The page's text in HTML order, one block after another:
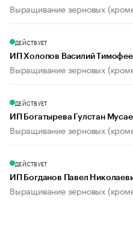
Выращивание зерновых
ДЕЙСТВУЕТ
ИП Холопов Василий
Выращивание зерновых
ДЕЙСТВУЕТ
ИП Богатырева Гулстан
Выращивание зерновых
ДЕЙСТВУЕТ
ИП Богданов Павел
Выращивание зерновых